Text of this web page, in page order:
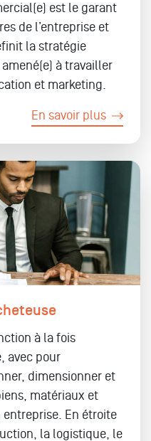
est le garant
de l’entreprise et
la stratégie
à travailler
et marketing.
En savoir plus
à la fois
avec pour
dimensionner et
matériaux et
entreprise. En étroite
la logistique, le